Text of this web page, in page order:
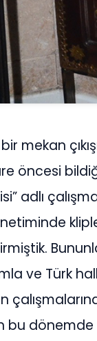
mekan
öncesi
adlı
ve Türk
bu